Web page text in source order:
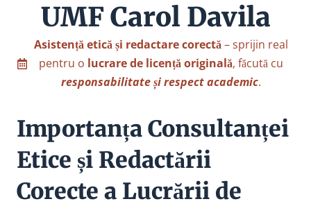
UMF Carol Davila
Asistență etică și redactare corectă– sprijin real
pentru o lucrare de licență originală, făcută cu
responsabilitate și respect academic.
Importanța Consultanței
Etice și Redactării
Corecte a Lucrării de